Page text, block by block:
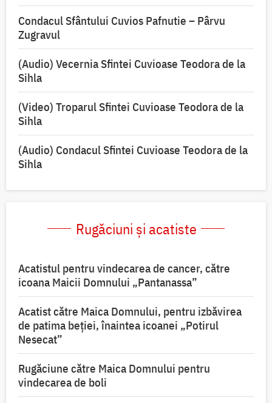
Condacul Sfântului Cuvios Pafnutie – Pârvu
Zugravul
(Audio) Vecernia Sfintei Cuvioase Teodora de la
Sihla
(Video) Troparul Sfintei Cuvioase Teodora de la
Sihla
(Audio) Condacul Sfintei Cuvioase Teodora de la
Sihla
Rugăciuni și acatiste
Acatistul pentru vindecarea de cancer, către
icoana Maicii Domnului „Pantanassa”
Acatist către Maica Domnului, pentru izbăvirea
de patima beției, înaintea icoanei „Potirul
Nesecat”
Rugăciune către Maica Domnului pentru
vindecarea de boli